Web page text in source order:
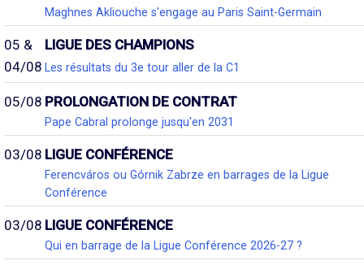
Maghnes Akliouche s'engage au Paris Saint-Germain
05 &
04/08
LIGUE DES CHAMPIONS
Les résultats du 3e tour aller de la C1
05/08 PROLONGATION DE CONTRAT
Pape Cabral prolonge jusqu'en 2031
03/08 LIGUE CONFÉRENCE
Ferencváros ou Górnik Zabrze en barrages de la Ligue
Conférence
03/08 LIGUE CONFÉRENCE
Qui en barrage de la Ligue Conférence 2026-27 ?